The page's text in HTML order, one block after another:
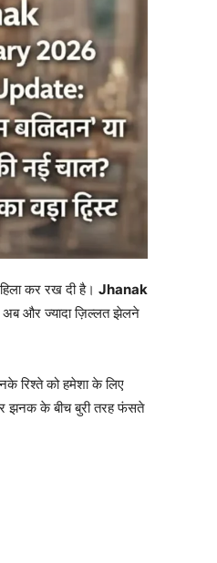
कर रख दी है। Jhanak
और ज्यादा ज़िल्लत झेलने
रिश्ते को हमेशा के लिए
झनक के बीच बुरी तरह फंसते